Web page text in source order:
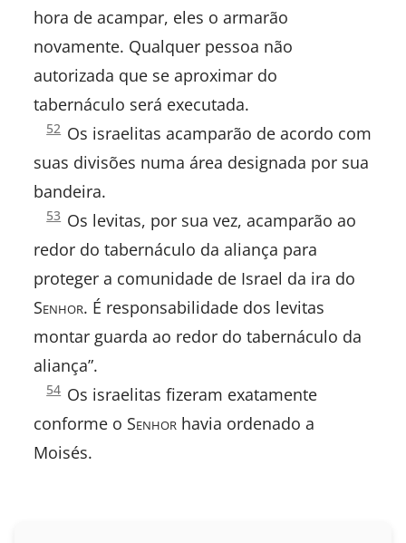
hora de acampar, eles o armarão
novamente. Qualquer pessoa não
autorizada que se aproximar do
tabernáculo será executada.
Números
1:
52 Os israelitas acamparão de acordo com
suas divisões numa área designada por sua
bandeira.
Números
1:
53 Os levitas, por sua vez, acamparão ao
redor do tabernáculo da aliança para
proteger a comunidade de Israel da ira do
Senhor. É responsabilidade dos levitas
montar guarda ao redor do tabernáculo da
aliança”.
Números
1:
54 Os israelitas fizeram exatamente
conforme o Senhorhavia ordenado a
Moisés.